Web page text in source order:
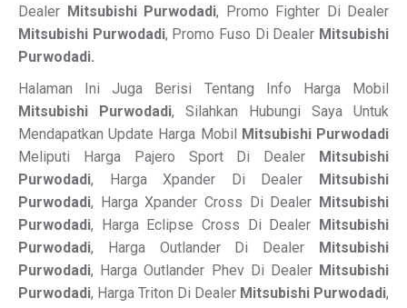
Dealer Mitsubishi Purwodadi, Promo Fighter Di Dealer
Mitsubishi Purwodadi, Promo Fuso Di Dealer Mitsubishi
Purwodadi.
Halaman Ini Juga Berisi Tentang Info Harga Mobil
Mitsubishi Purwodadi, Silahkan Hubungi Saya Untuk
Mendapatkan Update Harga Mobil Mitsubishi Purwodadi
Meliputi Harga Pajero Sport Di Dealer Mitsubishi
Purwodadi, Harga Xpander Di Dealer Mitsubishi
Purwodadi, Harga Xpander Cross Di Dealer Mitsubishi
Purwodadi, Harga Eclipse Cross Di Dealer Mitsubishi
Purwodadi, Harga Outlander Di Dealer Mitsubishi
Purwodadi, Harga Outlander Phev Di Dealer Mitsubishi
Purwodadi, Harga Triton Di Dealer Mitsubishi Purwodadi,